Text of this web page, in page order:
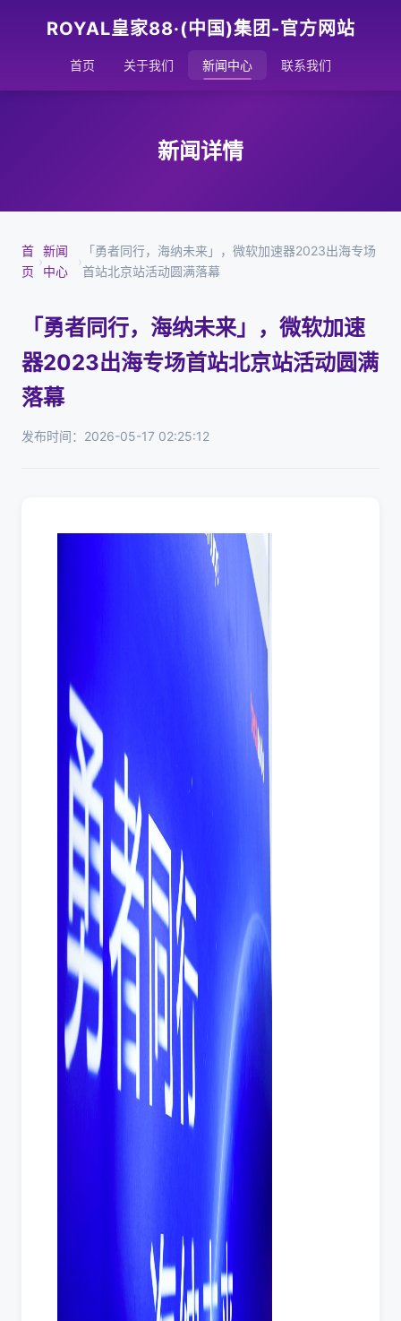
ROYAL皇家88·(中国)集团-官方网站
首页 关于我们 新闻中心 联系我们
新闻详情
首
页
›
新闻
中心
›
「勇者同行，海纳未来」，微软加速器2023出海专场
首站北京站活动圆满落幕
「勇者同行，海纳未来」，微软加速
器2023出海专场首站北京站活动圆满
落幕
发布时间：2026-05-17 02:25:12